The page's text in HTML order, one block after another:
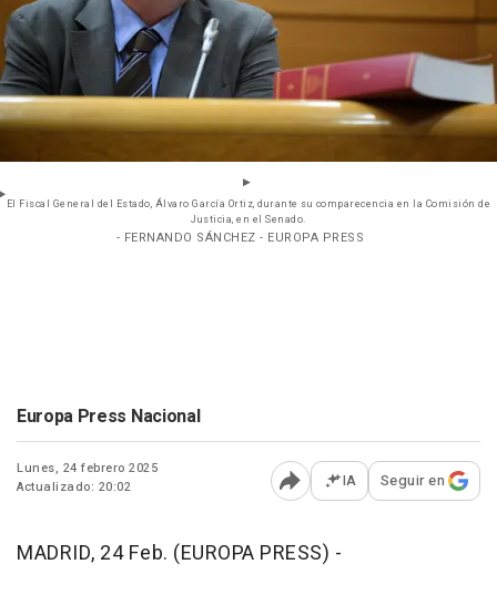
El Fiscal General del Estado, Álvaro García Ortiz, durante su comparecencia en la Comisión de
Justicia, en el Senado.
- FERNANDO SÁNCHEZ - EUROPA PRESS
Europa Press Nacional
Lunes, 24 febrero 2025
Actualizado: 20:02
Abrir opciones para
IA Seguir en
MADRID, 24 Feb. (EUROPA PRESS) -